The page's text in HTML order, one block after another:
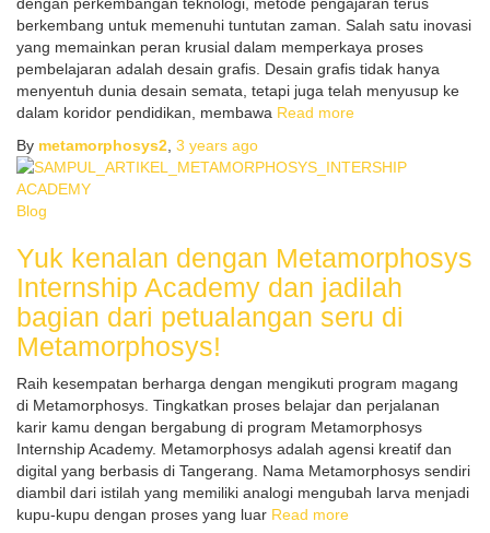
berkembang untuk memenuhi tuntutan zaman. Salah satu inovasi
yang memainkan peran krusial dalam memperkaya proses
pembelajaran adalah desain grafis. Desain grafis tidak hanya
menyentuh dunia desain semata, tetapi juga telah menyusup ke
dalam koridor pendidikan, membawa Read more
By metamorphosys2 3 years ago
Blog
Yuk kenalan dengan Metamorphosys
Internship Academy dan jadilah
bagian dari petualangan seru di
Metamorphosys!
Raih kesempatan berharga dengan mengikuti program magang
di Metamorphosys. Tingkatkan proses belajar dan perjalanan
karir kamu dengan bergabung di program Metamorphosys
Internship Academy. Metamorphosys adalah agensi kreatif dan
digital yang berbasis di Tangerang. Nama Metamorphosys sendiri
diambil dari istilah yang memiliki analogi mengubah larva menjadi
kupu-kupu dengan proses yang luar Read more